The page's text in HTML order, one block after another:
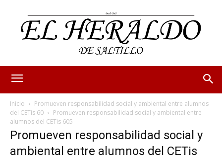
Inicio
Promueven responsabilidad social y ambiental entre alumnos
del CETis 60
Promueven responsabilidad social y ambiental entre
alumnos del CETis 605
Promueven responsabilidad social y
ambiental entre alumnos del CETis